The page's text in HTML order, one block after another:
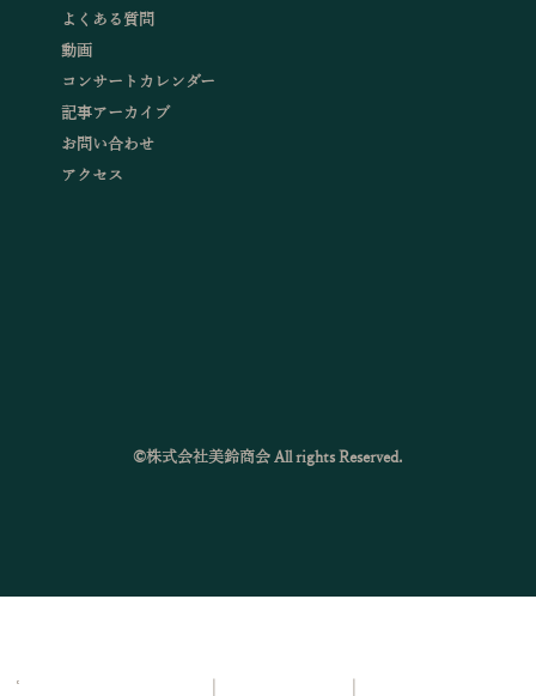
よくある質問
動画
コンサートカレンダー
記事アーカイブ
お問い合わせ
アクセス
©株式会社美鈴商会 All rights Reserved.